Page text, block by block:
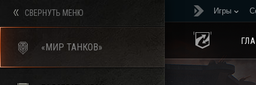
Игры
СВЕРНУТЬ МЕНЮ
«МИР ТАНКОВ»